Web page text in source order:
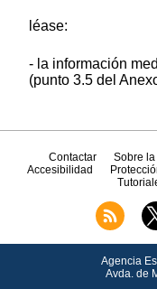
léase:
- la información
(punto 3.5 del
Contactar Sobre
Accesibilidad
Agencia
Avda.de